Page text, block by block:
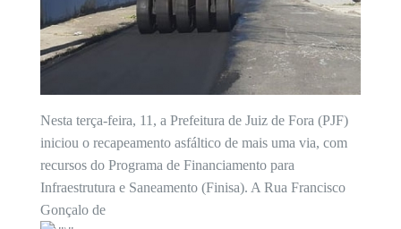
Nesta terça-feira, 11, a Prefeitura de Juiz de Fora (PJF)
iniciou o recapeamento asfáltico de mais uma via, com
recursos do Programa de Financiamento para
Infraestrutura e Saneamento (Finisa). A Rua Francisco
Gonçalo de